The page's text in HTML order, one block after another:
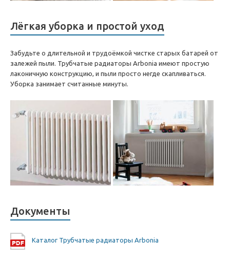
Лёгкая уборка и простой уход
Забудьте о длительной и трудоёмкой чистке старых батарей от
залежей пыли. Трубчатые радиаторы Arbonia имеют простую
лаконичную конструкцию, и пыли просто негде скапливаться.
Уборка занимает считанные минуты.
Документы
Каталог Трубчатые радиаторы Arbonia